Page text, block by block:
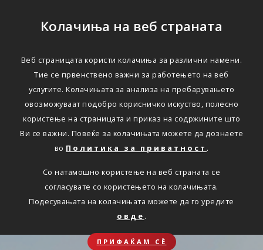
Колачиња на веб страната
Веб страницата користи колачиња за различни намени.
Тие се првенствено важни за работењето на веб
услугите. Колачињата за анализа на пребарувањето
овозможуваат подобро корисничко искуство, полесно
користење на страницата и приказ на содржините што
Ви се важни. Повеќе за колачињата можете да дознаете
во Политика за приватност .
Со натамошно користење на веб страната се
согласувате со користењето на колачињата.
Подесувањата на колачињата можете да го уредите
овде .
ПРИФАЌАМ СЀ